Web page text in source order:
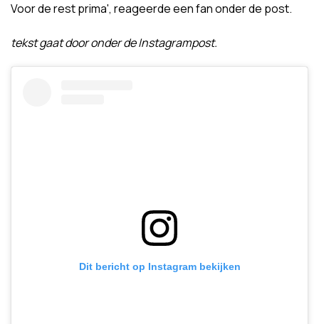
Voor de rest prima', reageerde een fan onder de post.
tekst gaat door onder de Instagrampost.
Dit bericht op Instagram bekijken